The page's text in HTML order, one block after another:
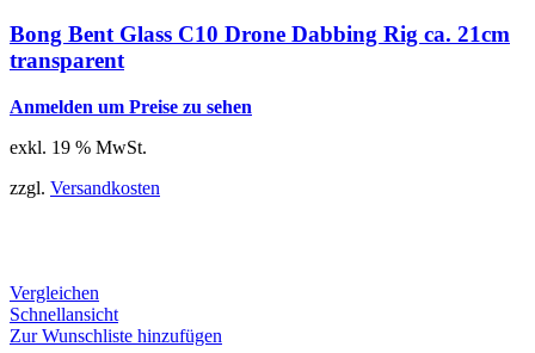
Bong Bent Glass C10 Drone Dabbing Rig ca. 21cm
transparent
Anmelden um Preise zu sehen
exkl. 19 % MwSt.
zzgl. Versandkosten
Vergleichen
Schnellansicht
Zur Wunschliste hinzufügen